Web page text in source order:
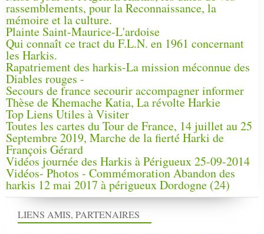
rassemblements, pour la Reconnaissance, la
mémoire et la culture.
Plainte Saint-Maurice-L'ardoise
Qui connaît ce tract du F.L.N. en 1961 concernant
les Harkis.
Rapatriement des harkis-La mission méconnue des
Diables rouges -
Secours de france secourir accompagner informer
Thèse de Khemache Katia, La révolte Harkie
Top Liens Utiles à Visiter
Toutes les cartes du Tour de France, 14 juillet au 25
Septembre 2019, Marche de la fierté Harki de
François Gérard
Vidéos journée des Harkis à Périgueux 25-09-2014
Vidéos- Photos - Commémoration Abandon des
harkis 12 mai 2017 à périgueux Dordogne (24)
LIENS AMIS, PARTENAIRES